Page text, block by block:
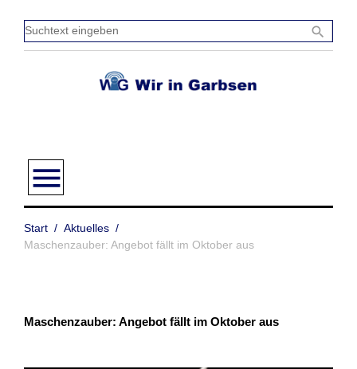
Inhalt
springen
search
menu
Start / Aktuelles /
Maschenzauber: Angebot fällt im Oktober aus
Maschenzauber: Angebot fällt im Oktober aus